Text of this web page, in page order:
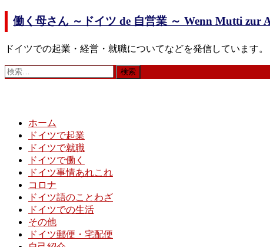
ン
ン
ツ
へ
働く母さん ～ドイツ de 自営業 ～ Wenn Mutti zur
ドイツでの起業・経営・就職についてなどを発信しています。
検
索:
ホーム
ドイツで起業
ドイツで就職
ドイツで働く
ドイツ事情あれこれ
コロナ
ドイツ語のことわざ
ドイツでの生活
その他
ドイツ郵便・宅配便